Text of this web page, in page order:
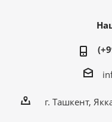
г. Ташкент,